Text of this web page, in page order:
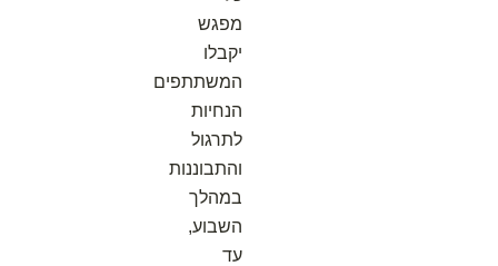
מפגש
יקבלו
המשתתפים
הנחיות
לתרגול
והתבוננות
במהלך
השבוע,
עד